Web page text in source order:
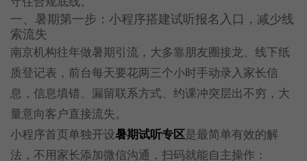
一、暑期第一步：小程序搭建试听报名入口，减少线
索流失
南京机构往年做暑期引流，大多靠朋友圈接龙、线下纸
质登记表，前台每天要花两三个小时手动录入家长信
息，信息填错、漏留联系方式、约课冲突层出不穷，大
量意向客户直接流失。
小程序首页单独开设暑期试听专区是最简单有效的解
法，不用家长添加微信沟通，扫码就能自主操作：